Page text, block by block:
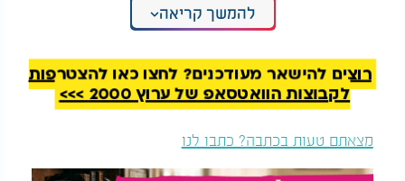
לדברי החוקרים, ההסבר האפשרי לתופעה קשור
לתכונות נוגדות החמצון והאנטיבקטריאליות של השום.
חיידקים מסוג Staphylococcus, הנחשבים לאחד
הגורמים המרכזיים לריח גוף לא נעים באזור בתי השחי.
החוקרים אף העלו הסבר אבולוציוני אפשרי, שלפיו ריח
גוף של אנשים הצורכים שום עשוי להיתפס כבריא יותר,
משום שהוא משדר מצב בריאותי טוב.
להמשך קריאה
רוצים להישאר מעודכנים? לחצו כאן להצטרפות
לקבוצות הוואטסאפ של ערוץ 2000 >>>
מצאתם טעות בכתבה? כתבו לנו